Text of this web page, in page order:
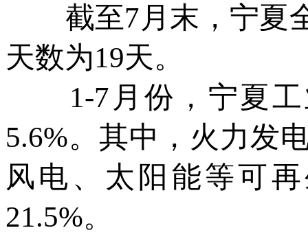
截至7月末，宁夏全
天数为19天。
1-7月份，宁夏工
5.6%。其中，火力发
风电、太阳能等可
21.5%。